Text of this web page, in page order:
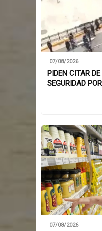
07/08/2026
PIDEN CITAR
SEGURIDAD
07/08/2026